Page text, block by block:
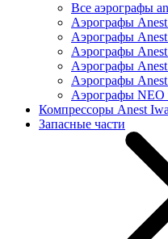
Все аэрографы
Аэрографы
Аэрографы
Аэрографы
Аэрографы
Аэрографы
Аэрографы NEO
Компрессоры Anest
Запасные части